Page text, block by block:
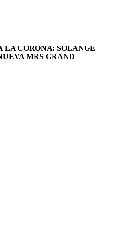
LA CORONA: SOLANGE
MRS GRAND